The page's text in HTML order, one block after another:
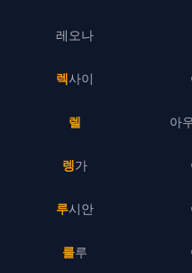
레오나
렉사이
렐
렝가
루시안
룰루
아